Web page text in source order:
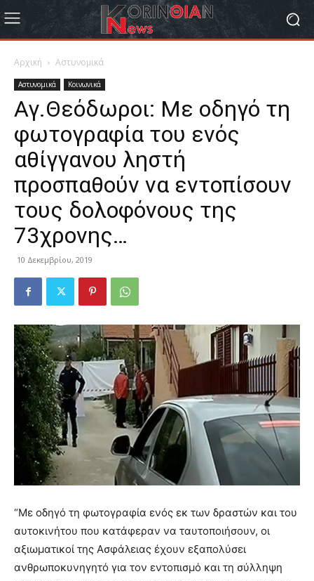
Αρχική Αστυνομικά
Αστυνομικά Κοινωνικά
Αγ.Θεόδωροι: Με οδηγό τη
φωτογραφία του ενός
αθίγγανου ληστή
προσπαθούν να εντοπίσουν
τους δολοφόνους της
73χρονης…
10 Δεκεμβρίου, 2019
“Με οδηγό τη φωτογραφία ενός εκ των δραστών και του
αυτοκινήτου που κατάφεραν να ταυτοποιήσουν, οι
αξιωματικοί της Ασφάλειας έχουν εξαπολύσει
ανθρωποκυνηγητό για τον εντοπισμό και τη σύλληψη